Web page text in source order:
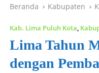
Beranda Kabupaten
Kab. Lima Puluh Kota,
Lima Tahun
dengan